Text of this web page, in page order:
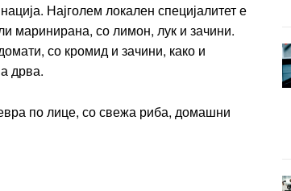
Најголем локален специјалитет е
маринирана, со лимон, лук и зачини.
со кромид и зачини, како и
дрва.
по лице, со свежа риба, домашни